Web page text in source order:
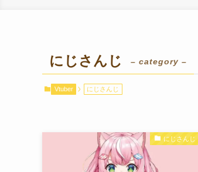
にじさんじ – category –
Vtuber にじさんじ
にじさんじ